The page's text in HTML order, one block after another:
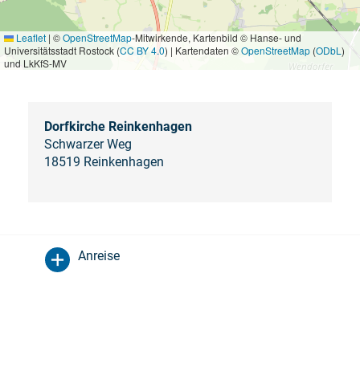
Leaflet | ©OpenStreetMap-Mitwirkende, Kartenbild © Hanse- und
Universitätsstadt Rostock (CC BY 4.0) | Kartendaten ©OpenStreetMap (ODbL )
und LkKfS-MV
Dorfkirche Reinkenhagen
Schwarzer Weg
18519 Reinkenhagen
Anreise